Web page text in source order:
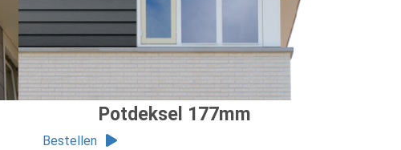
Potdeksel 177mm
Bestellen